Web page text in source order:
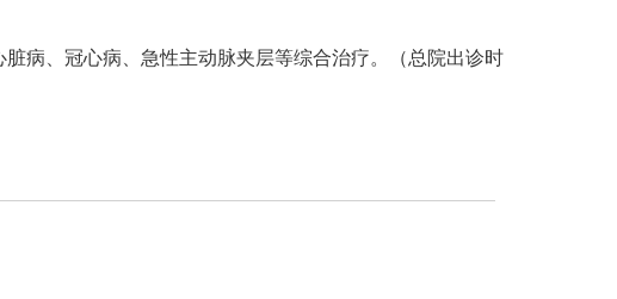
病、冠心病、急性主动脉夹层等综合治疗。（总院出诊时